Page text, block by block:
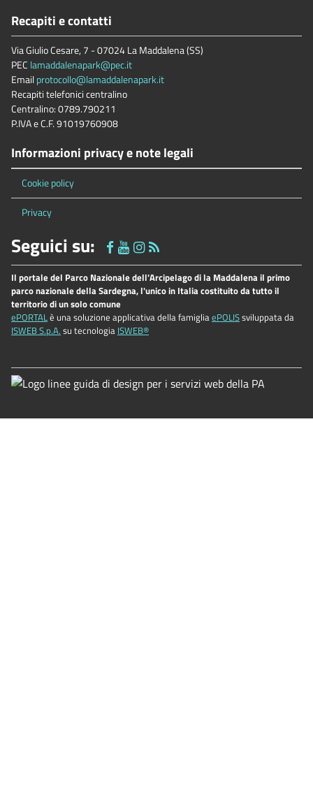
Recapiti e contatti
Via Giulio Cesare, 7 - 07024 La Maddalena (SS)
PEC lamaddalenapark@pec.it
Emailprotocollo@lamaddalenapark.it
Recapiti telefonici centralino
Centralino: 0789.790211
P.IVA e C.F. 91019760908
Informazioni privacy e note legali
Cookie policy
Privacy
Seguici su:
Il portale del Parco Nazionale dell'Arcipelago di la Maddalena il primo
parco nazionale della Sardegna, l'unico in Italia costituito da tutto il
territorio di un solo comune
ePORTALè una soluzione applicativa della famigliaePOLISsviluppata da
ISWEB S.p.A. su tecnologia ISWEB®